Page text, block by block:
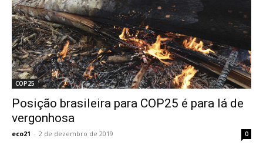
COP25
Posição brasileira para COP25 é para lá de
vergonhosa
eco21 - 2 de dezembro de 2019 0